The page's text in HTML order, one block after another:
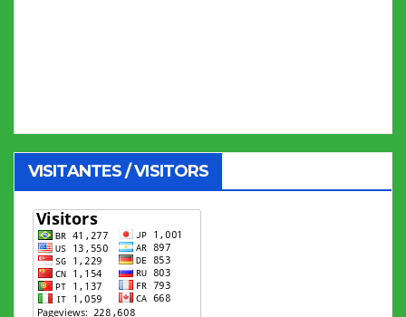
VISITANTES / VISITORS